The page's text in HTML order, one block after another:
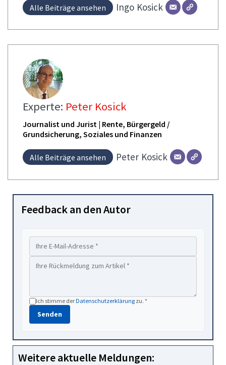
Alle Beiträge ansehen Ingo Kosick
Experte: Peter Kosick
Journalist und Jurist | Rente, Bürgergeld /
Grundsicherung, Soziales und Finanzen
Alle Beiträge ansehen Peter Kosick
Feedback an den Autor
Ich stimme derDatenschutzerklärung zu. *
Senden
Weitere aktuelle Meldungen: